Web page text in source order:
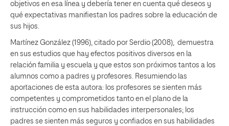
objetivos en esa línea y debería tener en cuenta qué deseos y
qué expectativas manifiestan los padres sobre la educación de
sus hijos.
Martínez González (1996), citado por Serdio (2008), demuestra
en sus estudios que hay efectos positivos diversos en la
relación familia y escuela y que estos son próximos tantos a los
alumnos como a padres y profesores. Resumiendo las
aportaciones de esta autora: los profesores se sienten más
competentes y comprometidos tanto en el plano de la
instrucción como en sus habilidades interpersonales; los
padres se sienten más seguros y confiados en sus habilidades